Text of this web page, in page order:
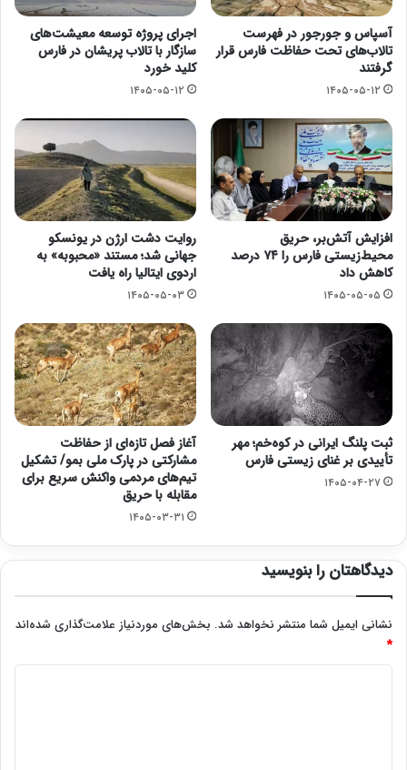
آسپاس و جورجور در فهرست
تالاب‌های تحت حفاظت فارس قرار
گرفتند
۱۴۰۵-۰۵-۱۲
اجرای پروژه توسعه معیشت‌های
سازگار با تالاب پریشان در فارس
کلید خورد
۱۴۰۵-۰۵-۱۲
افزایش آتش‌بر، حریق
محیط‌زیستی فارس را ۷۴ درصد
کاهش داد
۱۴۰۵-۰۵-۰۵
روایت دشت ارژن در یونسکو
جهانی شد؛ مستند «محبوبه» به
اردوی ایتالیا راه یافت
۱۴۰۵-۰۵-۰۳
ثبت پلنگ ایرانی در کوه‌خم؛ مهر
تأییدی بر غنای زیستی فارس
۱۴۰۵-۰۴-۲۷
آغاز فصل تازه‌ای از حفاظت
مشارکتی در پارک ملی بمو/ تشکیل
تیم‌های مردمی واکنش سریع برای
مقابله با حریق
۱۴۰۵-۰۳-۳۱
دیدگاهتان را بنویسید
نشانی ایمیل شما منتشر نخواهد شد. بخش‌های موردنیاز علامت‌گذاری شده‌اند
*